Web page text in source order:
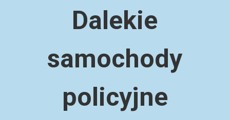
Dalekie
samochody
policyjne